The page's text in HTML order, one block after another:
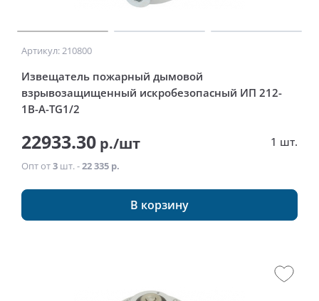
Артикул: 210800
Извещатель пожарный дымовой
взрывозащищенный искробезопасный ИП 212-
1В-А-ТG1/2
22933.30 р./шт 1 шт.
Опт от3 шт. -22 335 р.
В корзину